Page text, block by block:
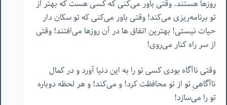
روزها هستند. وقتی باور می‌کنی که کسی هست که بهتر از
تو برنامه‌ریزی می‌کند! وقتی باور می‌کنی که تو سکان دار
حیات نیستی! بهترین اتفاق ها در آن روزها می‌افتند! وقتی
از سر راه کنار می‌روی!
وقتی ناآگاه بودی کسی تو را به این دنیا آورد و در کمال
ناآگاهیِ تو از تو محافظت کرد! و می‌کند! و هر لحظه دوباره
تو را می‌سازد!